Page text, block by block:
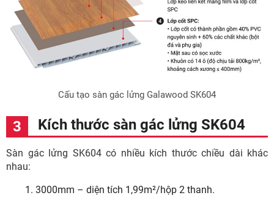
Cấu tạo sàn gác lửng Galawood SK604
Kích thước sàn gác lửng SK604
Sàn gác lửng SK604 có nhiều kích thước chiều dài khác
nhau:
3000mm – diện tích 1,99m²/hộp 2 thanh.